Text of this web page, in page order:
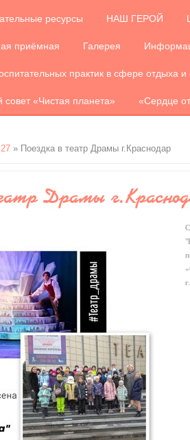
ресурсы НАШ ГЕРОЙ
приёмная Галерея
практик в сфере отдыха
совет «Чистая планета» «Сердце
27 » Поездка в театр Драмы г.Краснодар
Драмы